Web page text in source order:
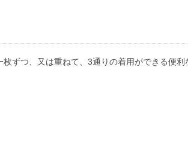
ずつ、又は重ねて、3通りの着用ができる便